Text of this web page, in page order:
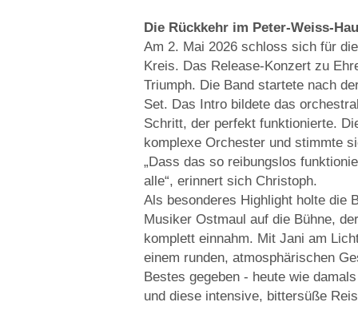
Die Rückkehr im Peter-Weiss-
Am 2. Mai 2026 schloss sich für
Kreis. Das Release-Konzert zu
Triumph. Die Band startete nach
Set. Das Intro bildete das
Schritt, der perfekt funktionierte.
komplexe Orchester und stimmte
„Dass das so reibungslos
alle“, erinnert sich Christoph.
Als besonderes Highlight holte die
Musiker Ostmaul auf die Bühne,
komplett einnahm. Mit Jani am
einem runden, atmosphärischen
Bestes gegeben - heute wie
und diese intensive, bittersüße